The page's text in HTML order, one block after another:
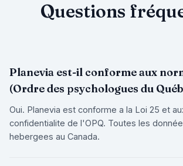
Questions
Planevia est-il conforme aux
(Ordre des psychologues du
Oui. Planevia est conforme a la Loi 25 et
confidentialite de l'OPQ. Toutes les
hebergees au Canada.